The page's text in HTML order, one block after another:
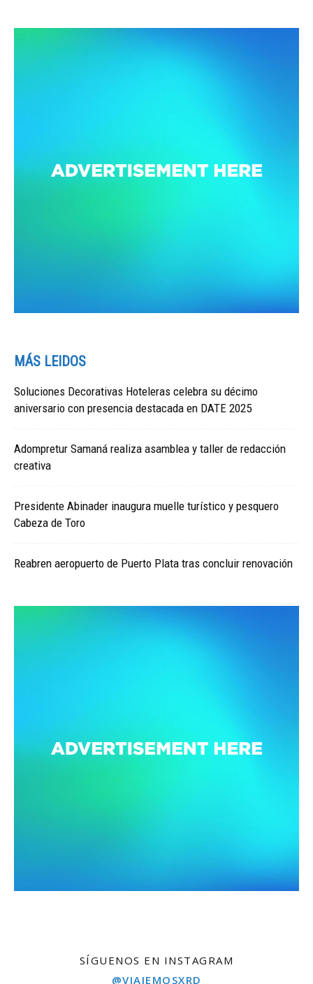
MÁS LEIDOS
Soluciones Decorativas Hoteleras celebra su décimo
aniversario con presencia destacada en DATE 2025
Adompretur Samaná realiza asamblea y taller de redacción
creativa
Presidente Abinader inaugura muelle turístico y pesquero
Cabeza de Toro
Reabren aeropuerto de Puerto Plata tras concluir renovación
SÍGUENOS EN INSTAGRAM
@VIAJEMOSXRD